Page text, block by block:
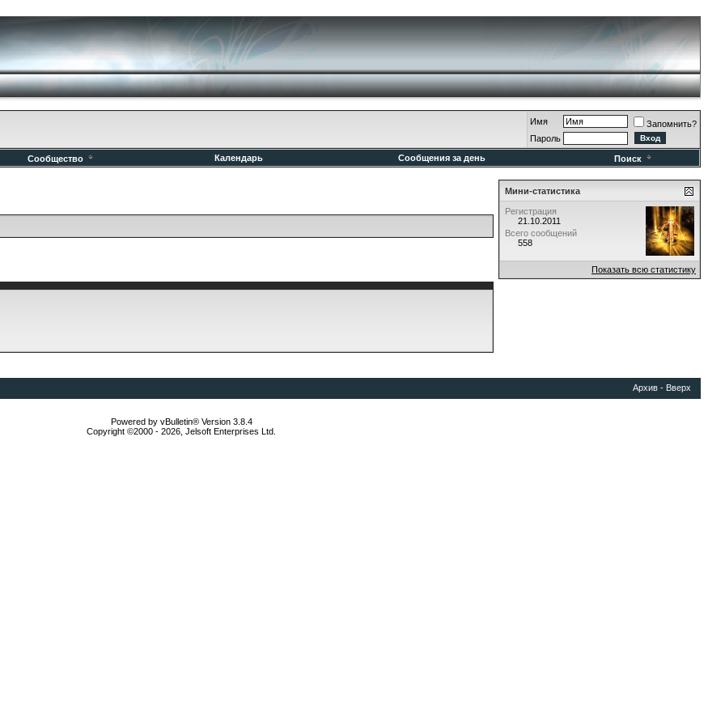
Имя
Запомнить?
Пароль
Сообщество Календарь Сообщения за день Поиск
Мини-статистика
Регистрация
21.10.2011
Всего сообщений
558
Показать всю статистику
Архив - Вверх
Powered by vBulletin® Version 3.8.4
Copyright ©2000 - 2026, Jelsoft Enterprises Ltd.